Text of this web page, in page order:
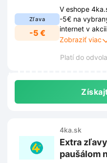
Zľava
-5 €
V eshope
-5€ na
internet v
užívajte si
Zobraziť viac
Platí do
4ka.sk
Extra
paušálom